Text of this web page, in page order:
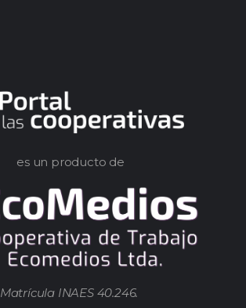
es un producto de
Matrícula INAES 40.246.